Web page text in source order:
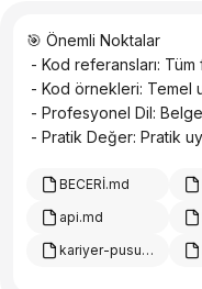
🎯 Önemli Noktalar
- Kod referansları:
- Kod örnekleri: Temel
- Profesyonel Dil:
- Pratik Değer: Pratik
BECERİ.md
api.md
kariyer-pusulası-test-planı.md